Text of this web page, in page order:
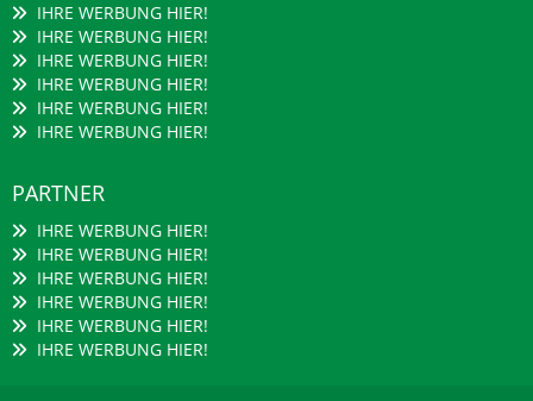
IHRE WERBUNG HIER!
IHRE WERBUNG HIER!
IHRE WERBUNG HIER!
IHRE WERBUNG HIER!
IHRE WERBUNG HIER!
IHRE WERBUNG HIER!
PARTNER
IHRE WERBUNG HIER!
IHRE WERBUNG HIER!
IHRE WERBUNG HIER!
IHRE WERBUNG HIER!
IHRE WERBUNG HIER!
IHRE WERBUNG HIER!